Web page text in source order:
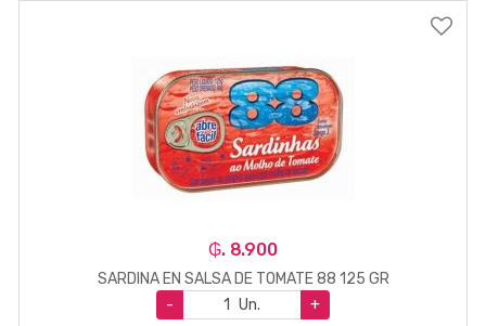
₲. 8.900
SARDINA EN SALSA DE TOMATE 88 125 GR
-
Un. +